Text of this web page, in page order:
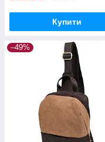
Купити
–49%